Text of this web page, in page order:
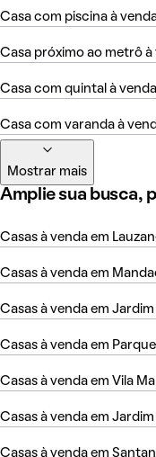
Casa com piscina à
Casa próximo ao metrô à
Casa com quintal à venda
Casa com varanda à
Mostrar mais
Amplie sua busca,
Casas à venda em
Casas à venda em
Casas à venda em
Casas à venda em
Casas à venda em Vila
Casas à venda em
Casas à venda em